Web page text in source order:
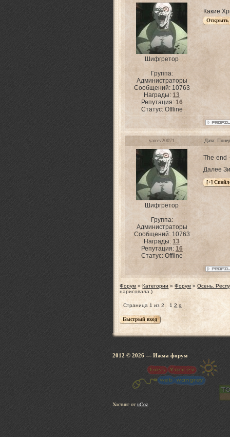
Шифгретор
Группа:
Администраторы
Сообщений: 10763
Награды:13
Репутация: 16
Статус: Offline
Какие
yarcev20071 Дата:
Шифгретор
Группа:
Администраторы
Сообщений: 10763
Награды:13
Репутация: 16
Статус: Offline
The end
Далее
Форум » Категории » Форум » Осень.
нарисовала.)
Страница 1 из2 1 2 »
2012 © 2026 — Ижма
Хостинг отuCoz